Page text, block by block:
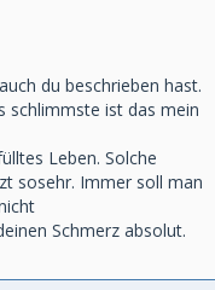
du beschrieben hast.
schlimmste ist das mein
Leben. Solche
sosehr. Immer soll man
Schmerz absolut.